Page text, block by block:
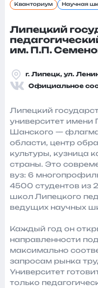
Кванториум Научная
Липецкий
им. П.П.
г. Липецк, ул.
Официальное
Липецкий
университет имени
Шанского —
области, центр
культуры, кузница
страны. Это
вуз: 6
4500 студентов из
школ Липецкого
ведущих научных
Каждый год он
направленности
максимально
запросам рынка
Университет
только